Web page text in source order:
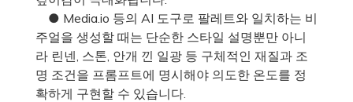
● Media.io 등의 AI 도구로 팔레트와 일치하는 비
주얼을 생성할 때는 단순한 스타일 설명뿐만 아니
라 린넨, 스톤, 안개 낀 일광 등 구체적인 재질과 조
명 조건을 프롬프트에 명시해야 의도한 온도를 정
확하게 구현할 수 있습니다.